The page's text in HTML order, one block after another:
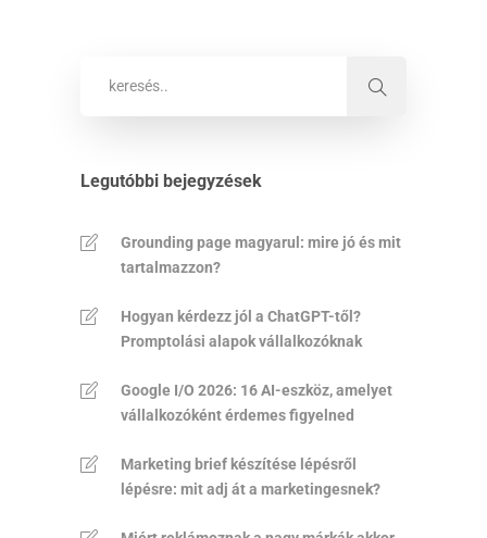
Legutóbbi bejegyzések
Grounding page magyarul: mire jó és mit
tartalmazzon?
Hogyan kérdezz jól a ChatGPT-től?
Promptolási alapok vállalkozóknak
Google I/O 2026: 16 AI-eszköz, amelyet
vállalkozóként érdemes figyelned
Marketing brief készítése lépésről
lépésre: mit adj át a marketingesnek?